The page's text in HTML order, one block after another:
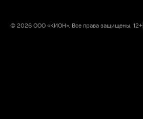
© 2026 ООО «КИОН». Все права защищены. 12+